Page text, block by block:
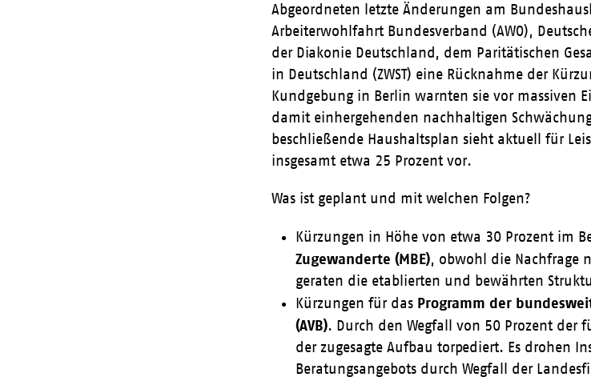
Abgeordneten letzte Änderungen am
Arbeiterwohlfahrt Bundesverband (AWO),
der Diakonie Deutschland, dem Paritätischen
in Deutschland (ZWST) eine Rücknahme der
Kundgebung in Berlin warnten sie vor massiven
damit einhergehenden nachhaltigen
beschließende Haushaltsplan sieht aktuell für
insgesamt etwa 25 Prozent vor.
Was ist geplant und mit welchen Folgen?
Kürzungen in Höhe von etwa 30 Prozent im
Zugewanderte (MBE), obwohl die Nachfrage
geraten die etablierten und bewährten
Kürzungen für das Programm der
(AVB). Durch den Wegfall von 50 Prozent der
der zugesagte Aufbau torpediert. Es drohen
Beratungsangebots durch Wegfall der